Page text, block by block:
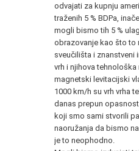
odvajati za kupnju
traženih 5 % BDPa,
mogli bismo tih 5 %
obrazovanje kao što to
sveučilišta i
vrh i njihova tehnološka
magnetski levitacijski
1000 km/h su vrh vrha
danas prepun
koji smo sami stvorili
naoružanja da bismo
je to neophodno.